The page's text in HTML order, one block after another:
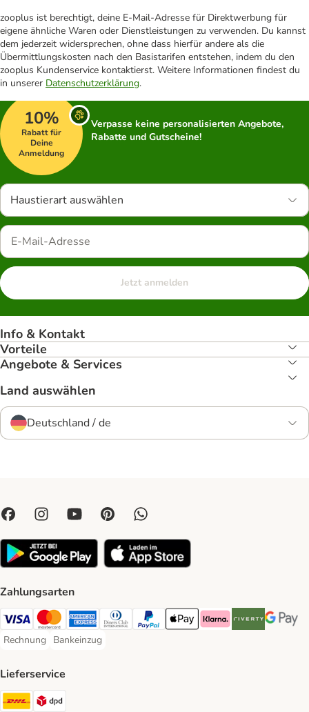
zooplus ist berechtigt, deine E-Mail-Adresse für Direktwerbung für
eigene ähnliche Waren oder Dienstleistungen zu verwenden. Du kannst
dem jederzeit widersprechen, ohne dass hierfür andere als die
Übermittlungskosten nach den Basistarifen entstehen, indem du den
zooplus Kundenservice kontaktierst. Weitere Informationen findest du
in unserer Datenschutzerklärung.
10%
Rabatt für
Deine
Anmeldung
Verpasse keine personalisierten Angebote,
Rabatte und Gutscheine!
Haustierart auswählen
Jetzt anmelden
Info & Kontakt
Vorteile
Angebote & Services
Land auswählen
Deutschland / de
Zahlungsarten
Visa Payment Method
Mastercard Payment Method
American Express Payment Method
Diners Club Payment Method
PayPal Payment Method
Apple Pay Payment Method
Klarna Payment Method
Riverty Payment
Google
Rechnung
Rechnung Payment Method
Bankeinzug
Bankeinzug Payment Method
Lieferservice
DHL Shipping Method